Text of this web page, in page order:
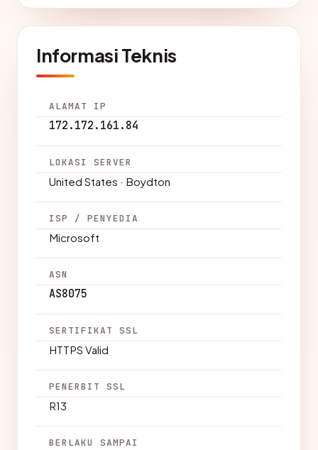
Informasi Teknis
ALAMAT IP
172.172.161.84
LOKASI SERVER
United States · Boydton
ISP / PENYEDIA
Microsoft
ASN
AS8075
SERTIFIKAT SSL
HTTPS Valid
PENERBIT SSL
R13
BERLAKU SAMPAI